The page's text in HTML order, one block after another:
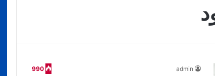
admin
990